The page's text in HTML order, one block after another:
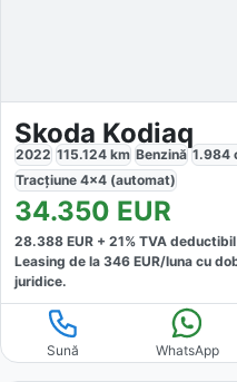
Skoda Kodiaq
2022 115.124 km Benzină 1.984
Tracțiune 4x4 (automat)
34.350 EUR
28.388 EUR + 21% TVA deductibil
Leasing de la 346 EUR/luna cu
juridice.
Sună WhatsApp